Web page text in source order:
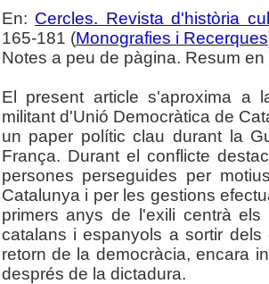
En: Cercles. Revista d'història
165-181 (Monografies i Recerques
Notes a peu de pàgina. Resum
El present article s'aproxima a
militant d'Unió Democràtica de
un paper polític clau durant la
França. Durant el conflicte
persones perseguides per
Catalunya i per les gestions
primers anys de l'exili centrà
catalans i espanyols a sortir
retorn de la democràcia, encara
després de la dictadura.